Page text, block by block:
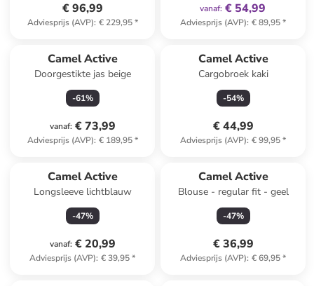
€ 96,99
Adviesprijs (AVP): € 229,95*
vanaf: € 54,99
Adviesprijs (AVP): € 89,95*
Camel Active
Doorgestikte jas beige
-61%
vanaf: € 73,99
Adviesprijs (AVP): € 189,95*
Camel Active
Cargobroek kaki
-54%
€ 44,99
Adviesprijs (AVP): € 99,95*
Camel Active
Longsleeve lichtblauw
-47%
vanaf: € 20,99
Adviesprijs (AVP): € 39,95*
Camel Active
Blouse - regular fit - geel
-47%
€ 36,99
Adviesprijs (AVP): € 69,95*